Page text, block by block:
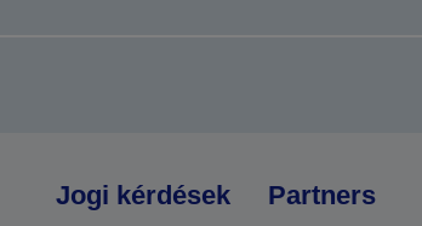
Jogi kérdések Partners